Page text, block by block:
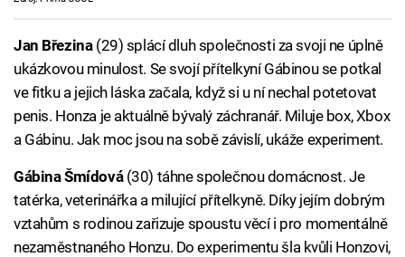
Jan Březina(29) splácí dluh společnosti za svoji ne úplně
ukázkovou minulost. Se svojí přítelkyní Gábinou se potkal
ve fitku a jejich láska začala, když si u ní nechal potetovat
penis. Honza je aktuálně bývalý záchranář. Miluje box, Xbox
a Gábinu. Jak moc jsou na sobě závislí, ukáže experiment.
Gábina Šmídová(30) táhne společnou domácnost. Je
tatérka, veterinářka a milující přítelkyně. Díky jejím dobrým
vztahům s rodinou zařizuje spoustu věcí i pro momentálně
nezaměstnaného Honzu. Do experimentu šla kvůli Honzovi,